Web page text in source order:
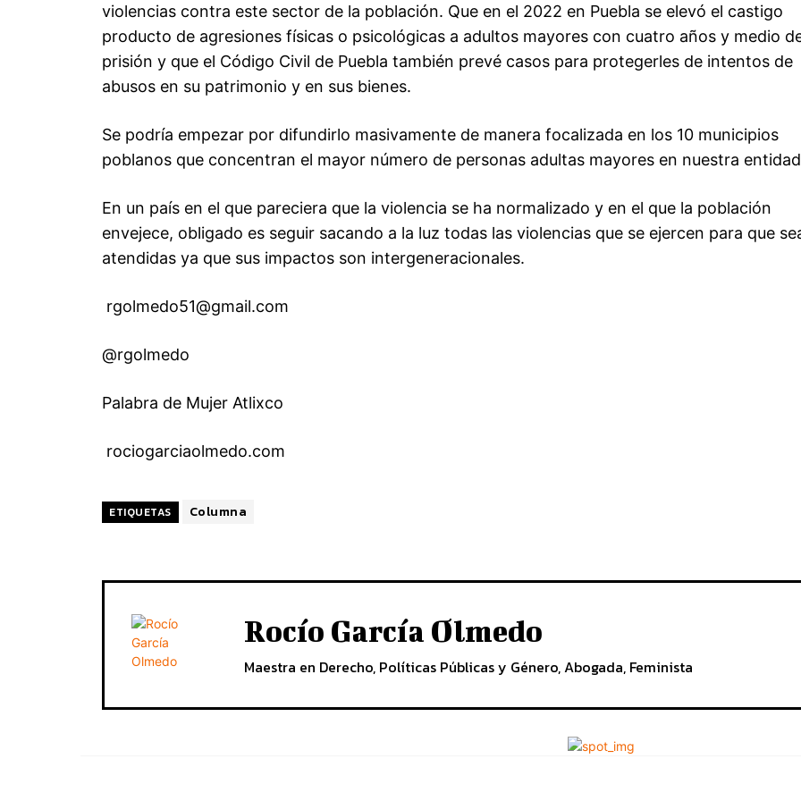
violencias contra este sector de la población. Que en el 2022 en Puebla se elevó el castigo
producto de agresiones físicas o psicológicas a adultos mayores con cuatro años y medio
prisión y que el Código Civil de Puebla también prevé casos para protegerles de intentos de
abusos en su patrimonio y en sus bienes.
Se podría empezar por difundirlo masivamente de manera focalizada en los 10 municipios
poblanos que concentran el mayor número de personas adultas mayores en nuestra
En un país en el que pareciera que la violencia se ha normalizado y en el que la población
envejece, obligado es seguir sacando a la luz todas las violencias que se ejercen para que
atendidas ya que sus impactos son intergeneracionales.
rgolmedo51@gmail.com
@rgolmedo
Palabra de Mujer Atlixco
rociogarciaolmedo.com
ETIQUETAS Columna
Rocío García Olmedo
Maestra en Derecho, Políticas Públicas y Género, Abogada, Feminista